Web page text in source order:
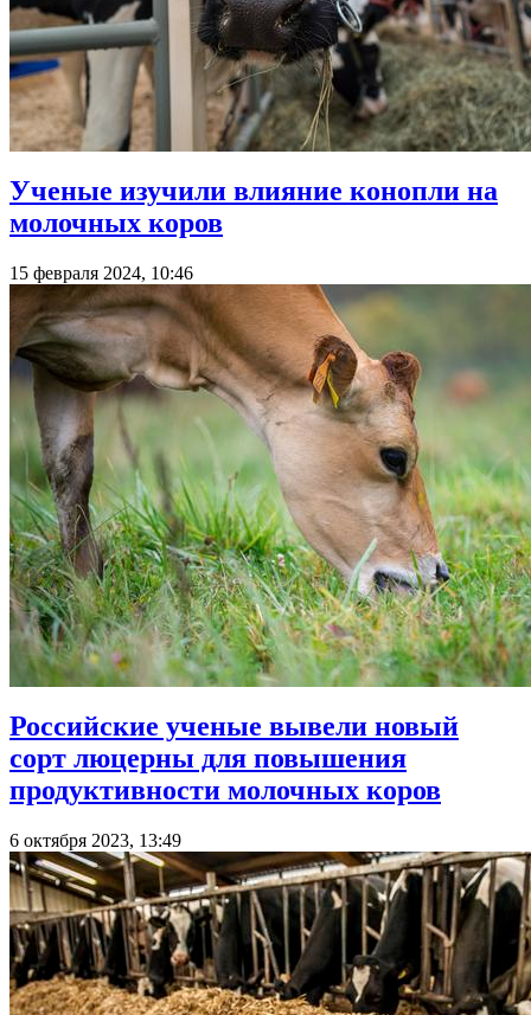
Ученые изучили влияние конопли на
молочных коров
15 февраля 2024, 10:46
Российские ученые вывели новый
сорт люцерны для повышения
продуктивности молочных коров
6 октября 2023, 13:49